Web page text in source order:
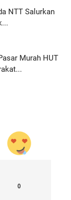
NTT Salurkan
Murah HUT
0